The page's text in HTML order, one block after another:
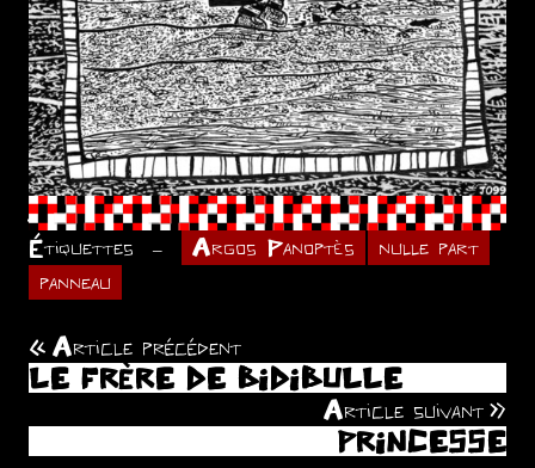
.
Étiquettes Argos Panoptès
nulle part
panneau
Navigation
de
Article précédent
LE FRÈRE DE BIDIBULLE
Article suivant
PRINCESSE